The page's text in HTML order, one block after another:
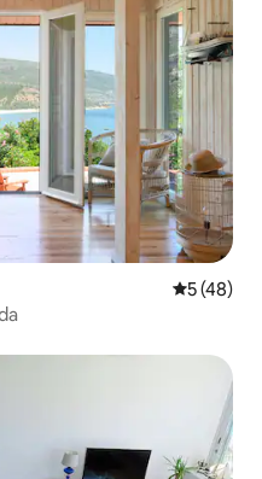
5 de uma
5 (48)